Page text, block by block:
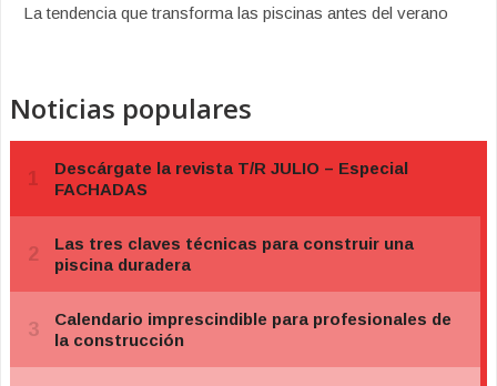
La tendencia que transforma las piscinas antes del verano
Noticias populares